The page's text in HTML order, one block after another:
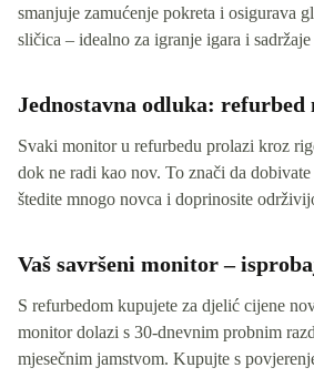
smanjuje zamućenje pokreta i osigurava
sličica – idealno za igranje igara i
Jednostavna odluka:
Svaki monitor u refurbedu prolazi kroz
dok ne radi kao nov. To znači da
štedite mnogo novca i doprinosite
Vaš savršeni monitor –
S refurbedom kupujete za djelić cijene
monitor dolazi s 30-dnevnim probnim
mjesečnim jamstvom. Kupujte s